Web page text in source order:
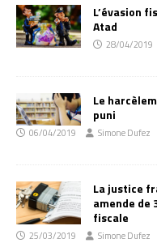
L’évasion
Atad
28/04/2019
Le
puni
06/04/2019 Simone Dufez
La justice
amende de
fiscale
25/03/2019 Simone Dufez